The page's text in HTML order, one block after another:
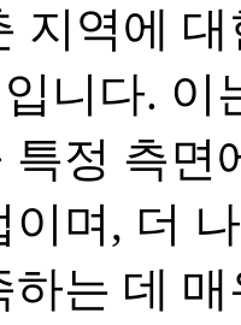
지역에
니다. 이
특정 측면
이며, 더
하는 데